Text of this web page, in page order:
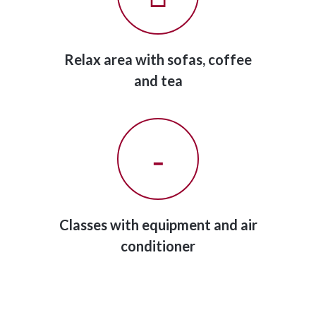
Relax area with sofas, coffee
and tea
Classes with equipment and air
conditioner